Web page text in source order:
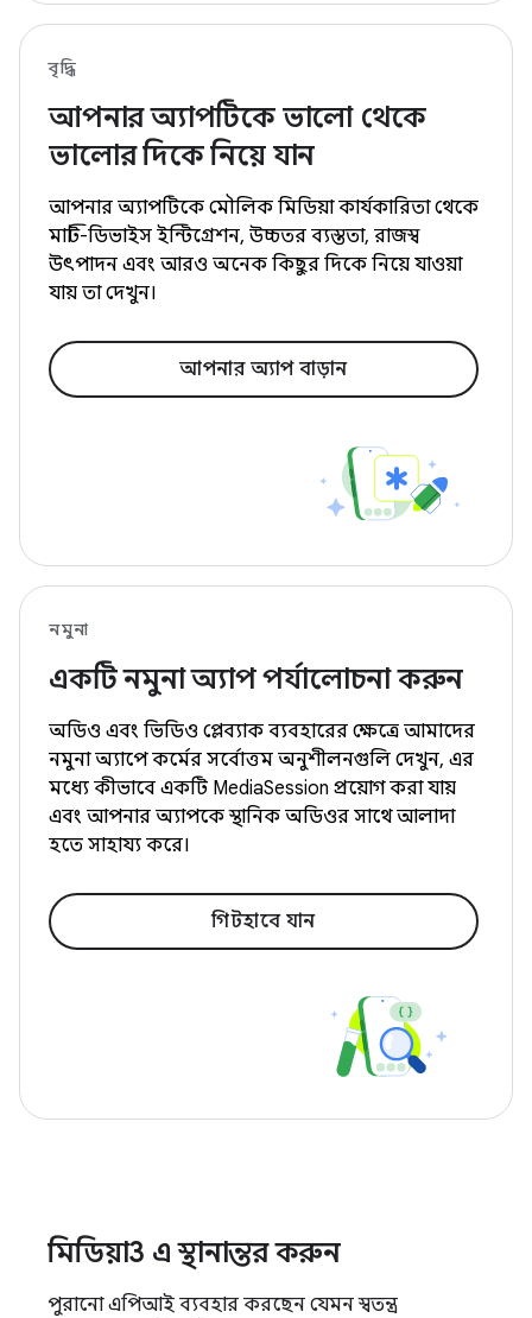
বৃদ্ধি
আপনার অ্যাপটিকে ভালো থেকে
ভালোর দিকে নিয়ে যান
আপনার অ্যাপটিকে মৌলিক মিডিয়া কার্যকারিতা থেকে
মাল্টি-ডিভাইস ইন্টিগ্রেশন, উচ্চতর ব্যস্ততা, রাজস্ব
উৎপাদন এবং আরও অনেক কিছুর দিকে নিয়ে যাওয়া
যায় তা দেখুন।
আপনার অ্যাপ বাড়ান
নমুনা
একটি নমুনা অ্যাপ পর্যালোচনা করুন
অডিও এবং ভিডিও প্লেব্যাক ব্যবহারের ক্ষেত্রে আমাদের
নমুনা অ্যাপে কর্মের সর্বোত্তম অনুশীলনগুলি দেখুন, এর
মধ্যে কীভাবে একটি MediaSession প্রয়োগ করা যায়
এবং আপনার অ্যাপকে স্থানিক অডিওর সাথে আলাদা
হতে সাহায্য করে।
গিটহাবে যান
মিডিয়া3 এ স্থানান্তর করুন
পুরানো এপিআই ব্যবহার করছেন যেমন স্বতন্ত্র